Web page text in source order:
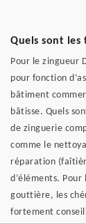
Quels sont les
Pour le zingueur
pour fonction
bâtiment
bâtisse. Quels
de zinguerie
comme le
réparation
d’éléments.
gouttière, les
fortement